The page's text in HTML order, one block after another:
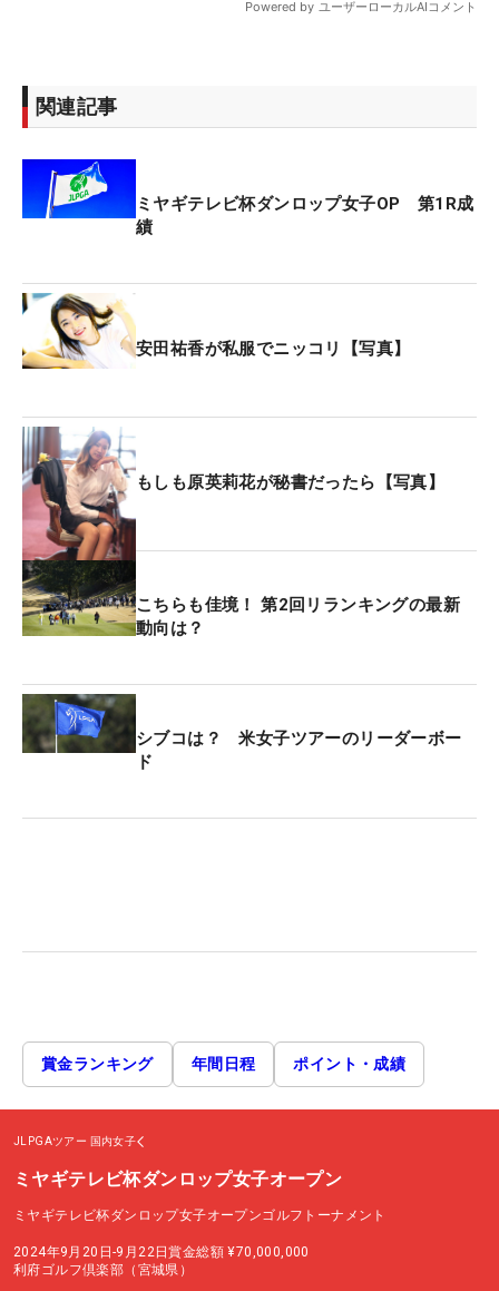
関連記事
ミヤギテレビ杯ダンロップ女子OP 第1R成
績
安田祐香が私服でニッコリ【写真】
もしも原英莉花が秘書だったら【写真】
こちらも佳境！ 第2回リランキングの最新
動向は？
シブコは？ 米女子ツアーのリーダーボー
ド
賞金ランキング 年間日程 ポイント・成績
JLPGAツアー 国内女子
ミヤギテレビ杯ダンロップ女子オープン
ミヤギテレビ杯ダンロップ女子オープンゴルフトーナメント
2024年9月20日-9月22日賞金総額 ¥70,000,000
利府ゴルフ倶楽部（宮城県）